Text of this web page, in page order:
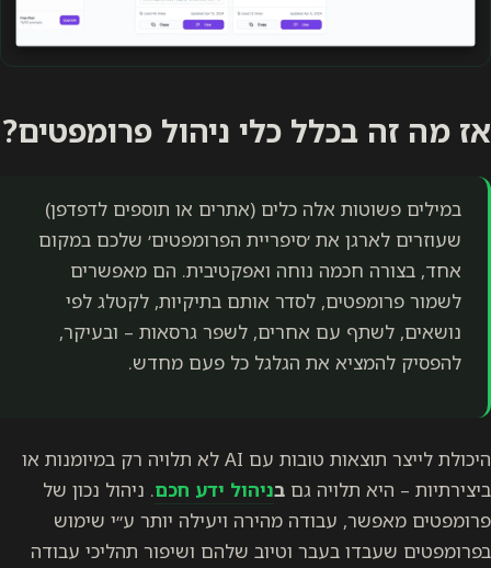
אז מה זה בכלל כלי ניהול פרומפטים?
במילים פשוטות אלה כלים (אתרים או תוספים לדפדפן)
שעוזרים לארגן את ׳סיפריית הפרומפטים׳ שלכם במקום
אחד, בצורה חכמה נוחה ואפקטיבית. הם מאפשרים
לשמור פרומפטים, לסדר אותם בתיקיות, לקטלג לפי
נושאים, לשתף עם אחרים, לשפר גרסאות – ובעיקר,
להפסיק להמציא את הגלגל כל פעם מחדש.
היכולת לייצר תוצאות טובות עם AI לא תלויה רק במיומנות או
ביצירתיות – היא תלויה גם בניהול ידע חכם. ניהול נכון של
פרומפטים מאפשר, עבודה מהירה ויעילה יותר ע״י שימוש
בפרומפטים שעבדו בעבר וטיוב שלהם ושיפור תהליכי עבודה